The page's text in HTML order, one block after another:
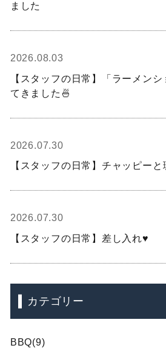
ました
2026.08.03
【スタッフの日常】「ラーメン
てきました🍜
2026.07.30
【スタッフの日常】チャッピー
2026.07.30
【スタッフの日常】差し入れ♥
カテゴリー
BBQ(9)